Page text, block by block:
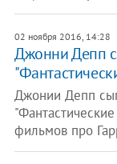
02 ноября 2016, 14:28
Джонни Депп
Джонии Депп
фильмов про